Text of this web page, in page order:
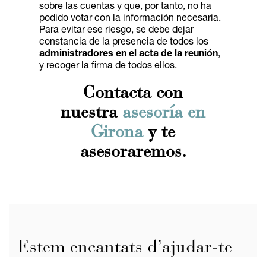
sobre las cuentas y que, por tanto, no ha
podido votar con la información necesaria.
Para evitar ese riesgo, se debe dejar
constancia de la presencia de todos los
administradores en el acta de la reunión,
y recoger la firma de todos ellos.
Contacta con
nuestra asesoría en
Gironay te
asesoraremos.
Estem encantats d’ajudar-te